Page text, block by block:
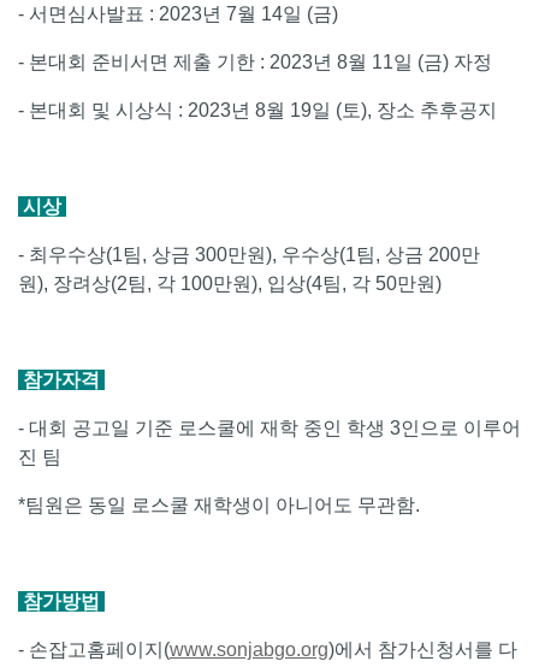
- 서면심사발표 : 2023년 7월 14일 (금)
- 본대회 준비서면 제출 기한 : 2023년 8월 11일 (금) 자정
- 본대회 및 시상식 : 2023년 8월 19일 (토), 장소 추후공지
시상
- 최우수상(1팀, 상금 300만원), 우수상(1팀, 상금 200만
원), 장려상(2팀, 각 100만원), 입상(4팀, 각 50만원)
참가자격
- 대회 공고일 기준 로스쿨에 재학 중인 학생 3인으로 이루어
진 팀
*팀원은 동일 로스쿨 재학생이 아니어도 무관함.
참가방법
- 손잡고홈페이지(www.sonjabgo.org)에서 참가신청서를 다